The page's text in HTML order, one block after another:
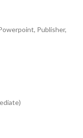
Publisher,
)